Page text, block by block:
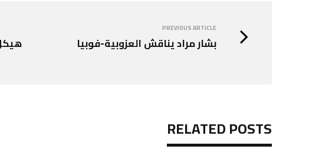
PREVIOUS ARTICLE
بشار مراد يناقش العزوبية-فوبيا
RELATED POSTS